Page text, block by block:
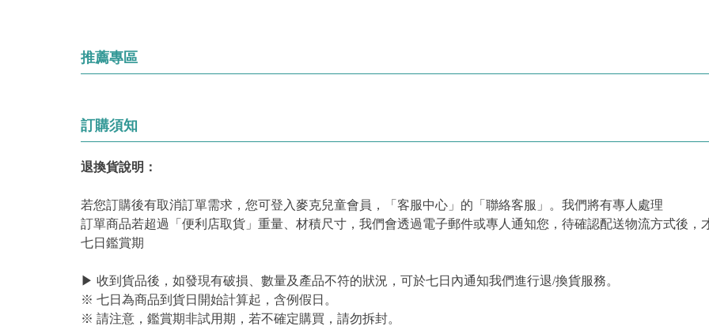
推薦專區
訂購須知
退換貨說明：
若您訂購後有取消訂單需求，您可登入麥克兒童會員，「客服中心」的「聯絡客服」。我們將有專人處理
訂單商品若超過「便利店取貨」重量、材積尺寸，我們會透過電子郵件或專人通知您，待確認配送物流方式後，
七日鑑賞期
▶ 收到貨品後，如發現有破損、數量及產品不符的狀況，可於七日內通知我們進行退/換貨服務。
※ 七日為商品到貨日開始計算起，含例假日。
※ 請注意，鑑賞期非試用期，若不確定購買，請勿拆封。